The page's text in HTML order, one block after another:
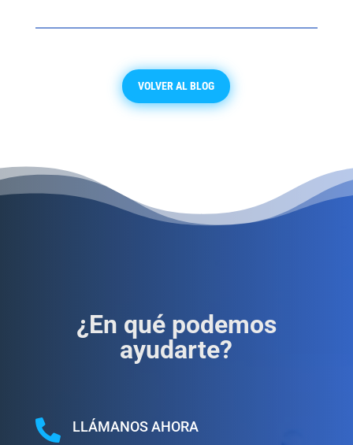
VOLVER AL BLOG
¿En qué podemos
ayudarte?
 LLÁMANOS AHORA